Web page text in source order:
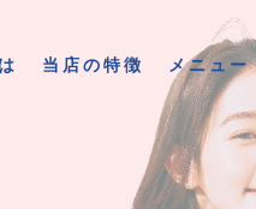
当店の特徴 メニュー